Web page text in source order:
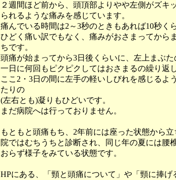
２週間ほど前から、頭頂部よりやや左側がズキ
られるような痛みを感じています。
痛んでいる時間は2～3秒のときもあれば10秒く
ひどく痛い訳でもなく、痛みがおさまってから
ちです。
頭痛が始まってから3日後くらいに、左上まぶた
一日に何回もピクピクしてはおさまるの繰り返し
ここ2・3日の間に左手の軽いしびれを感じるよ
たりの
(左右とも)凝りもひどいです。
まだ病院へは行っておりません。
もともと頭痛もち、2年前には座った状態から
院ではむちうちと診断され、同じ年の夏には腰
おらず様子をみている状態です。
HPにある、「頸と頭痛について」や「頸に捧